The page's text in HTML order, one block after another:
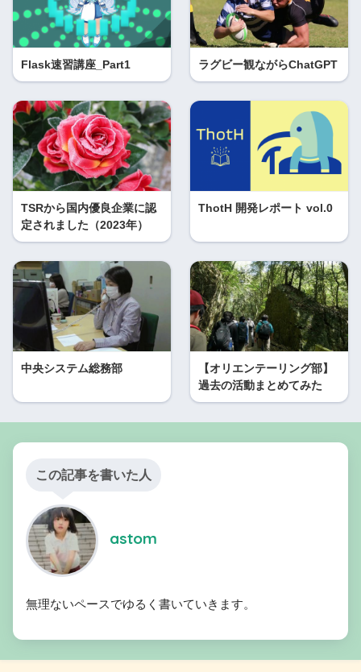
Flask速習講座_Part1 ラグビー観ながらChatGPT
TSRから国内優良企業に認
定されました（2023年）
ThotH 開発レポート vol.0
中央システム総務部
【オリエンテーリング部】
過去の活動まとめてみた
この記事を書いた人
astom
無理ないペースでゆるく書いていきます。